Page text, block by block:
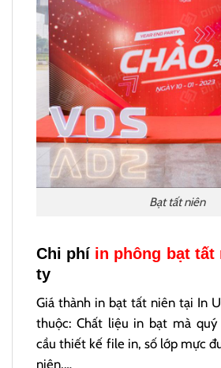
Bạt tất niên
Chi phí in phông bạt tất
ty
Giá thành in bạt tất niên tại In
thuộc: Chất liệu in bạt mà quý
cầu thiết kế file in, số lớp mực
niên,…